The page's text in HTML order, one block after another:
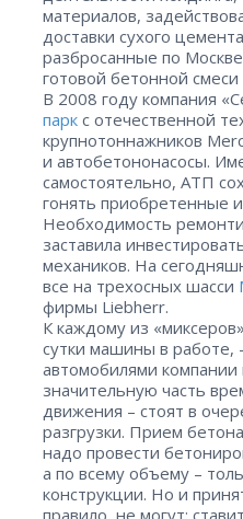
материалов,
доставки сухого
разбросанные по
готовой бетонной
В 2008 году компания
парк с отечественной
крупнотоннажников
и автобетононасосы.
самостоятельно, АТП
гонять приобретенные
Необходимость
заставила
механиков. На
все на трехосных шасси
фирмы Liebherr.
К каждому из
сутки машины в работе,
автомобилями
значительную часть
движения – ​стоят в
разгрузки. Прием
надо провести
а по всему объему –
конструкции. Но и